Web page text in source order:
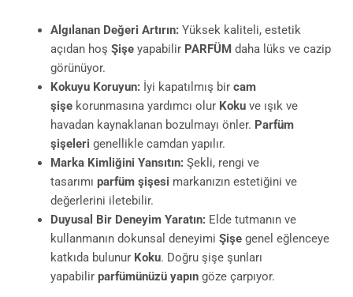
Algılanan Değeri Artırın:Yüksek kaliteli, estetik
açıdan hoş Şişeyapabilir PARFÜMdaha lüks ve cazip
görünüyor.
Kokuyu Koruyun:İyi kapatılmış bir cam
şişekorunmasına yardımcı olur Kokuve ışık ve
havadan kaynaklanan bozulmayı önler. Parfüm
şişeleri genellikle camdan yapılır.
Marka Kimliğini Yansıtın:Şekli, rengi ve
tasarımı parfüm şişesi markanızın estetiğini ve
değerlerini iletebilir.
Duyusal Bir Deneyim Yaratın:Elde tutmanın ve
kullanmanın dokunsal deneyimi Şişegenel eğlenceye
katkıda bulunur Koku. Doğru şişe şunları
yapabilir parfümünüzü yapıngöze çarpıyor.